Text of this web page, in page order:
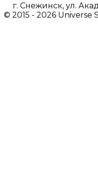
г. Снежинск, ул.
© 2015 - 2026